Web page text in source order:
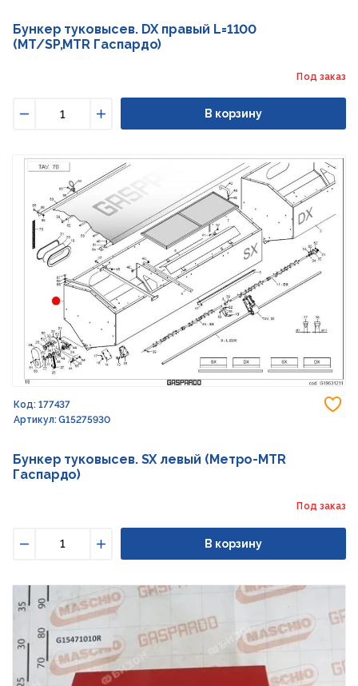
Бункер туковысев. DX правый L=1100
(MT/SP,MTR Гаспардо)
Под заказ
Увеличить
В корзину
Код: 177437
Артикул: G15275930
Бункер туковысев. SX левый (Метро-MTR
Гаспардо)
Под заказ
Увеличить
В корзину